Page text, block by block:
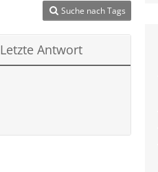
Suche nach Tags
Letzte Antwort